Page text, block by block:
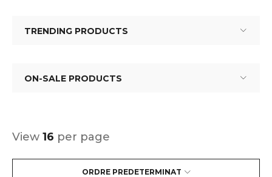
TRENDING PRODUCTS
ON-SALE PRODUCTS
ORDRE PREDETERMINAT
View 16 per page